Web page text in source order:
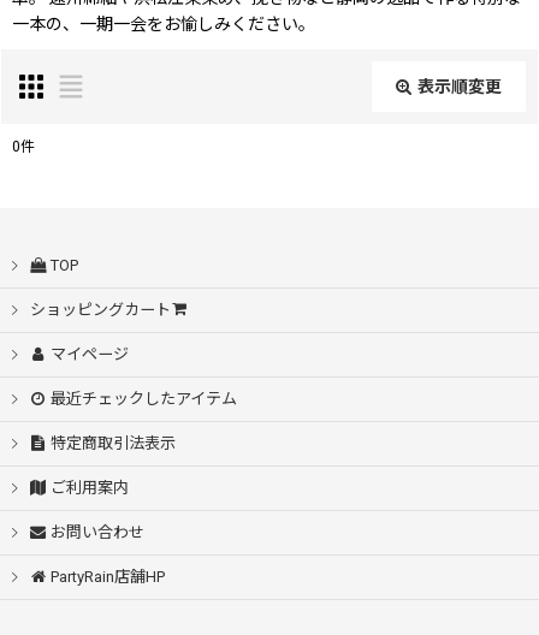
一本の、一期一会をお愉しみください。
表示順変更
並び順
0件
TOP
ショッピングカート
マイページ
最近チェックしたアイテム
特定商取引法表示
ご利用案内
お問い合わせ
PartyRain店舗HP